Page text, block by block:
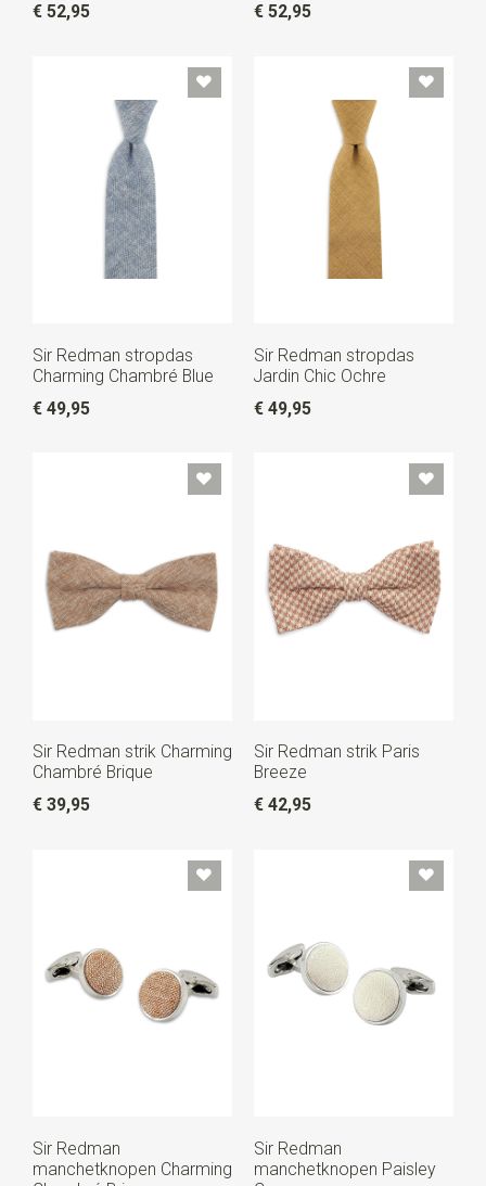
€ 52,95
€ 52,95
Sir Redman stropdas
Charming Chambré Blue
€ 49,95
Sir Redman stropdas
Jardin Chic Ochre
€ 49,95
Sir Redman strik Charming
Chambré Brique
€ 39,95
Sir Redman strik Paris
Breeze
€ 42,95
Sir Redman
manchetknopen Charming
Sir Redman
manchetknopen Paisley